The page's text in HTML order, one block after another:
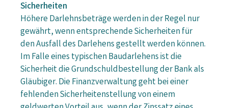
Sicherheiten
Höhere Darlehnsbeträge werden in der Regel nur
gewährt, wenn entsprechende Sicherheiten für
den Ausfall des Darlehens gestellt werden können.
Im Falle eines typischen Baudarlehens ist die
Sicherheit die Grundschuldbestellung der Bank als
Gläubiger. Die Finanzverwaltung geht bei einer
fehlenden Sicherheitenstellung von einem